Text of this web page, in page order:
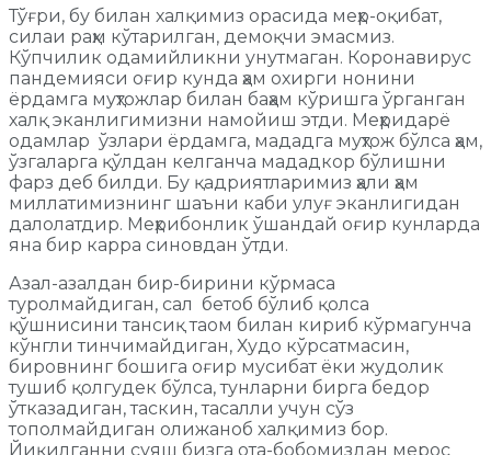
Тўғри, бу билан халқимиз орасида меҳр-оқибат,
силаи раҳм кўтарилган, демоқчи эмасмиз.
Кўпчилик одамийликни унутмаган. Коронавирус
пандемияси оғир кунда ҳам охирги нонини
ёрдамга муҳтожлар билан баҳам кўришга ўрганган
халқ эканлигимизни намойиш этди. Меҳридарё
одамлар ўзлари ёрдамга, мададга муҳтож бўлса ҳам,
ўзгаларга қўлдан келганча мададкор бўлишни
фарз деб билди. Бу қадриятларимиз ҳали ҳам
миллатимизнинг шаъни каби улуғ эканлигидан
далолатдир. Меҳрибонлик ўшандай оғир кунларда
яна бир карра синовдан ўтди.
Азал-азалдан бир-бирини кўрмаса
туролмайдиган, сал бетоб бўлиб қолса
қўшнисини тансиқ таом билан кириб кўрмагунча
кўнгли тинчимайдиган, Худо кўрсатмасин,
бировнинг бошига оғир мусибат ёки жудолик
тушиб қолгудек бўлса, тунларни бирга бедор
ўтказадиган, таскин, тасалли учун сўз
тополмайдиган олижаноб халқимиз бор.
Йиқилганни суяш бизга ота-бобомиздан мерос